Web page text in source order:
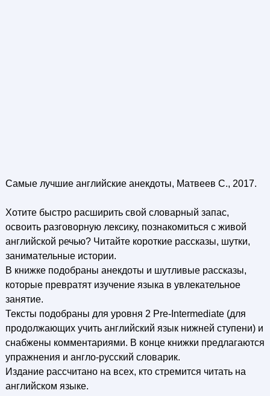
Самые лучшие английские анекдоты, Матвеев С., 2017.
Хотите быстро расширить свой словарный запас,
освоить разговорную лексику, познакомиться с живой
английской речью? Читайте короткие рассказы, шутки,
занимательные истории.
В книжке подобраны анекдоты и шутливые рассказы,
которые превратят изучение языка в увлекательное
занятие.
Тексты подобраны для уровня 2 Pre-Intermediate (для
продолжающих учить английский язык нижней ступени) и
снабжены комментариями. В конце книжки предлагаются
упражнения и англо-русский словарик.
Издание рассчитано на всех, кто стремится читать на
английском языке.